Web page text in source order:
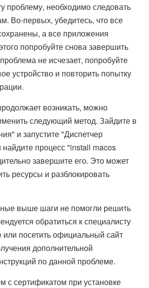
проблему, необходимо следовать
Во-первых, убедитесь, что все
а все приложения
попробуйте снова завершить
не исчезает, попробуйте
устройство и повторить попытку
возникать, можно
следующий метод. Зайдите в
и запустите "Диспетчер
найдите процесс "install macos
завершите его. Это может
ресурсы и разблокировать
выше шаги не помогли решить
обратиться к специалисту
посетить официальный сайт
дополнительной
по данной проблеме.
с сертификатом при установке